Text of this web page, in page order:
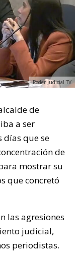
Poder Judicial TV
de
a ser
días que se
de
mostrar su
que concretó
las agresiones
judicial,
periodistas.